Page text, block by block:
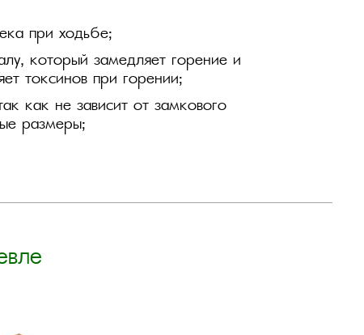
при ходьбе;
который замедляет горение и
токсинов при горении;
как не зависит от замкового
размеры;